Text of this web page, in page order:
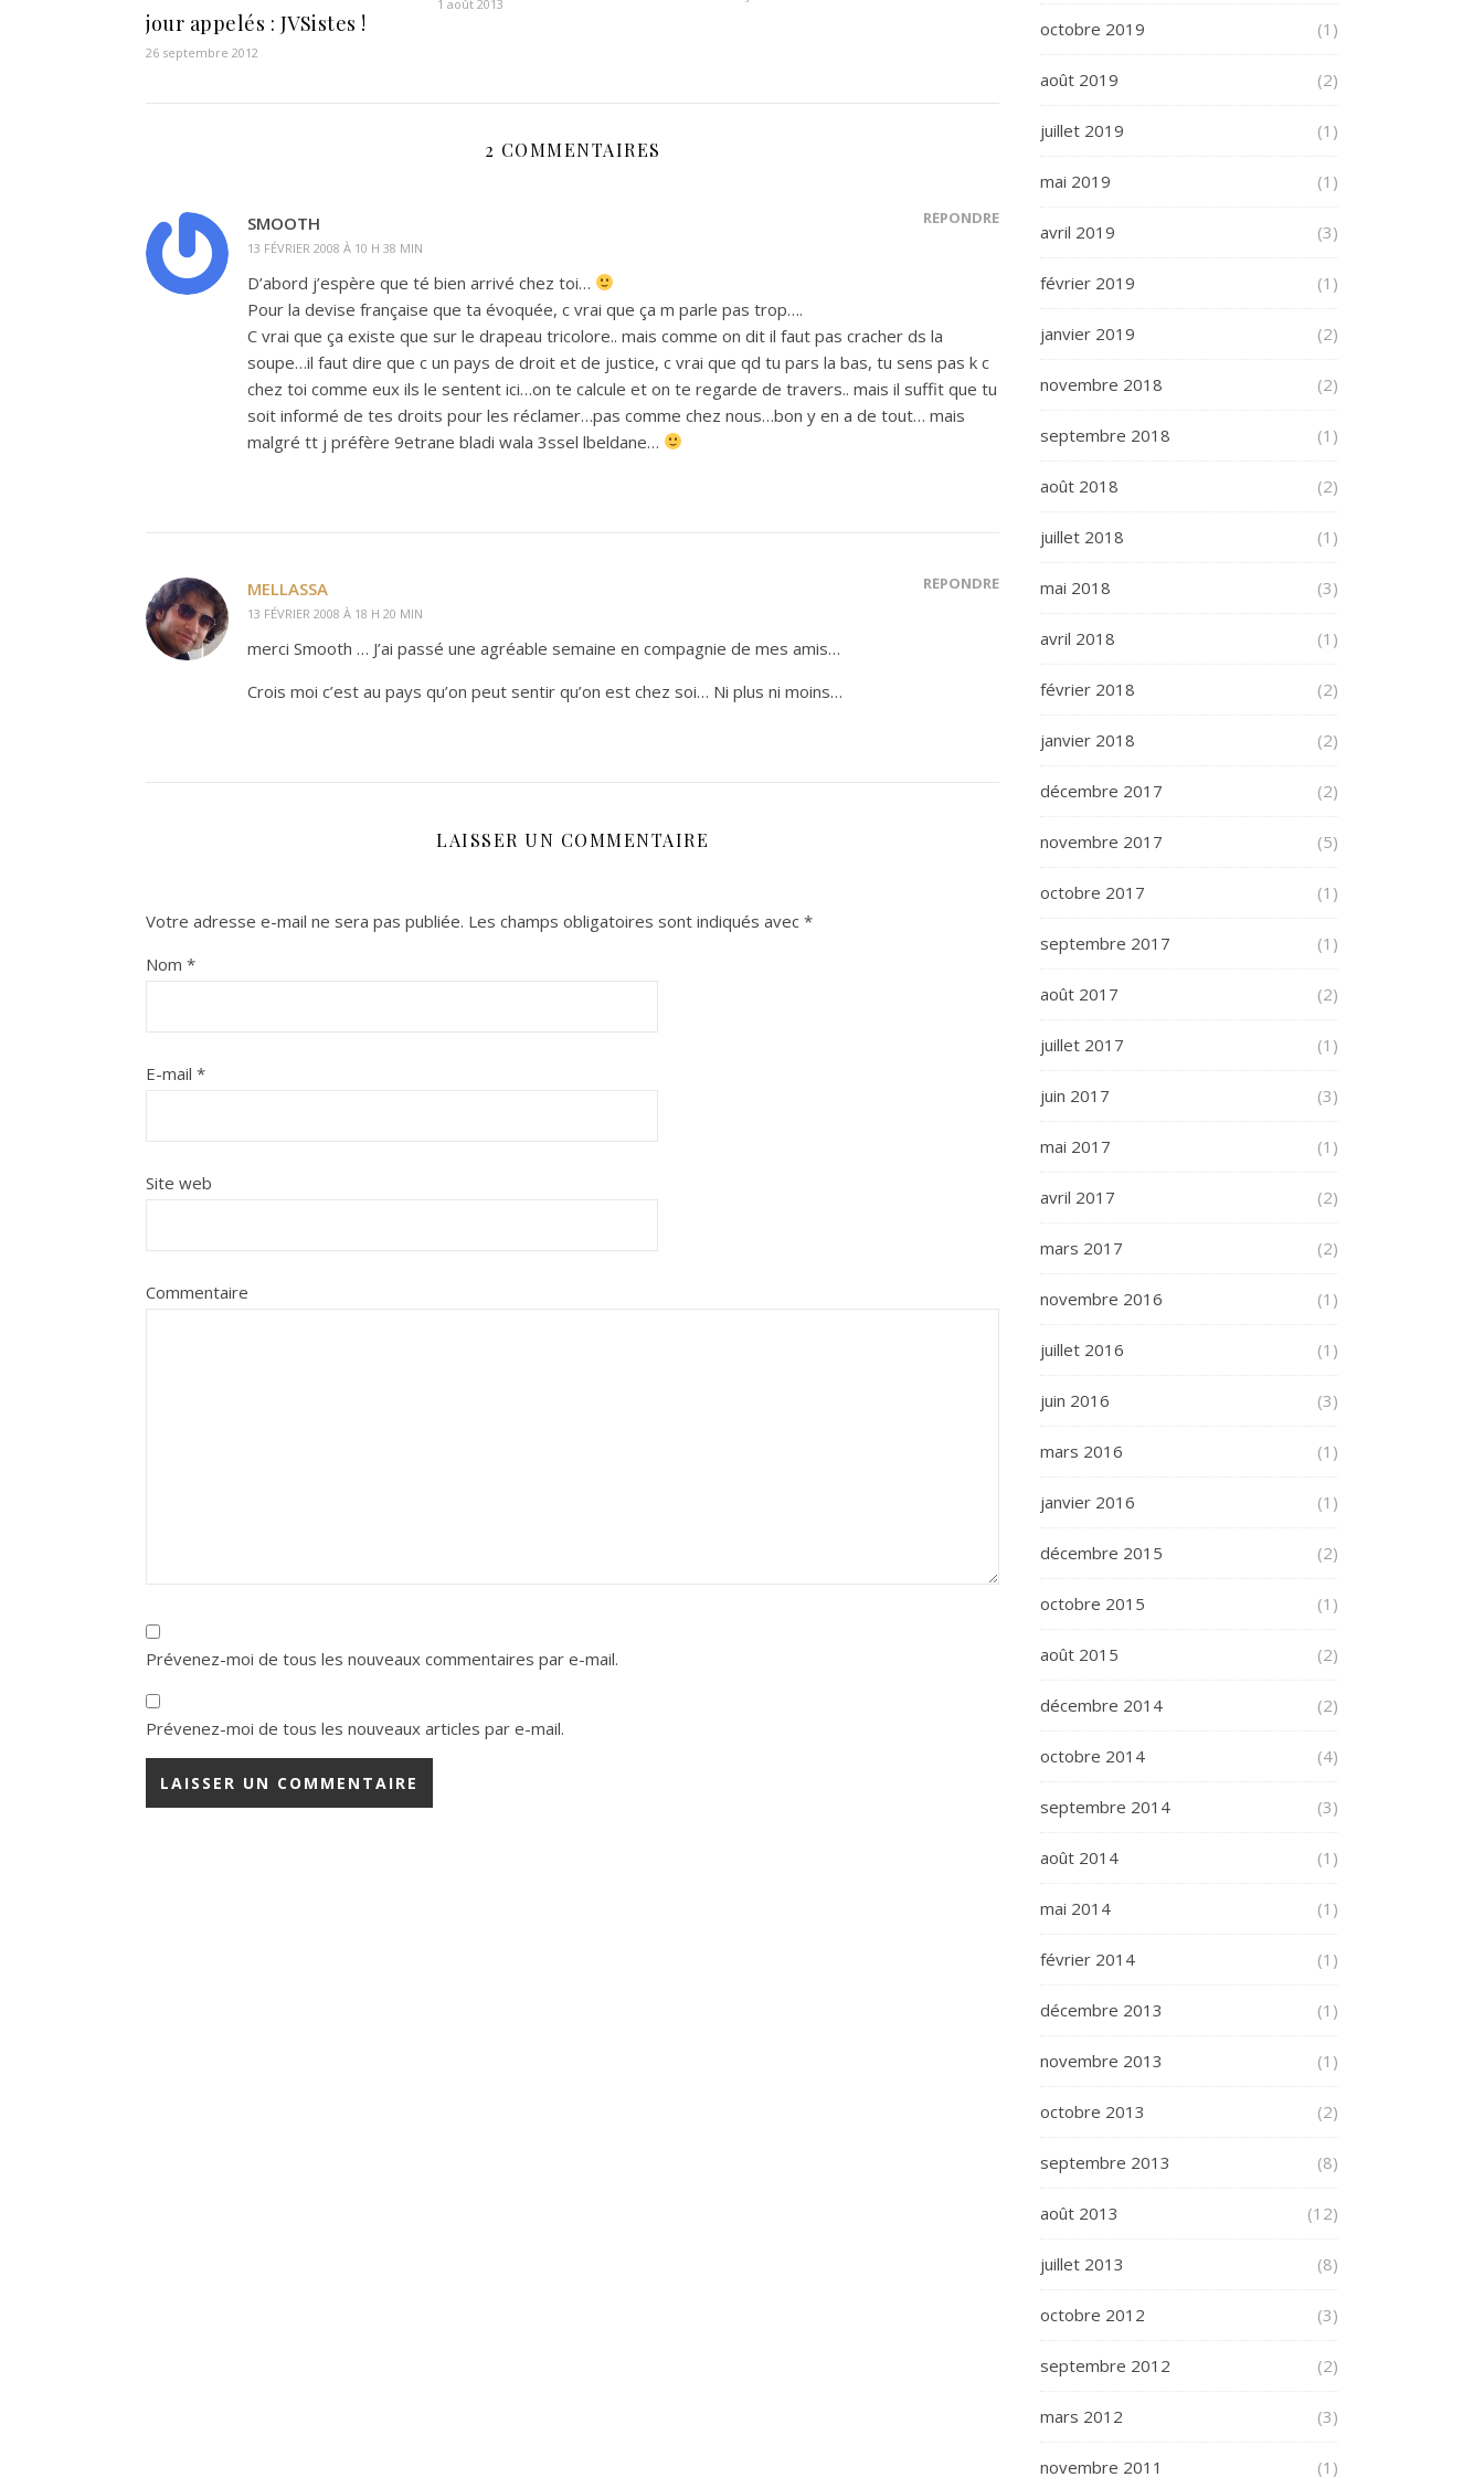
jour appelés : JVSistes !
26 septembre 2012
1 août 2013
2 COMMENTAIRES
SMOOTH
13 FÉVRIER 2008 À 10 H 38 MIN
RÉPONDRE
D’abord j’espère que té bien arrivé chez toi…
Pour la devise française que ta évoquée, c vrai que ça m parle pas trop….
C vrai que ça existe que sur le drapeau tricolore.. mais comme on dit il faut pas cracher ds la
soupe…il faut dire que c un pays de droit et de justice, c vrai que qd tu pars la bas, tu sens pas k c
chez toi comme eux ils le sentent ici…on te calcule et on te regarde de travers.. mais il suffit que tu
soit informé de tes droits pour les réclamer…pas comme chez nous…bon y en a de tout… mais
malgré tt j préfère 9etrane bladi wala 3ssel lbeldane…
MELLASSA
13 FÉVRIER 2008 À 18 H 20 MIN
RÉPONDRE
merci Smooth … J’ai passé une agréable semaine en compagnie de mes amis…
Crois moi c’est au pays qu’on peut sentir qu’on est chez soi… Ni plus ni moins…
LAISSER UN COMMENTAIRE
Votre adresse e-mail ne sera pas publiée. Les champs obligatoires sont indiqués avec *
Nom *
E-mail *
Site web
Commentaire
Prévenez-moi de tous les nouveaux commentaires par e-mail.
Prévenez-moi de tous les nouveaux articles par e-mail.
octobre 2019 (1)
août 2019 (2)
juillet 2019 (1)
mai 2019 (1)
avril 2019 (3)
février 2019 (1)
janvier 2019 (2)
novembre 2018 (2)
septembre 2018 (1)
août 2018 (2)
juillet 2018 (1)
mai 2018 (3)
avril 2018 (1)
février 2018 (2)
janvier 2018 (2)
décembre 2017 (2)
novembre 2017 (5)
octobre 2017 (1)
septembre 2017 (1)
août 2017 (2)
juillet 2017 (1)
juin 2017 (3)
mai 2017 (1)
avril 2017 (2)
mars 2017 (2)
novembre 2016 (1)
juillet 2016 (1)
juin 2016 (3)
mars 2016 (1)
janvier 2016 (1)
décembre 2015 (2)
octobre 2015 (1)
août 2015 (2)
décembre 2014 (2)
octobre 2014 (4)
septembre 2014 (3)
août 2014 (1)
mai 2014 (1)
février 2014 (1)
décembre 2013 (1)
novembre 2013 (1)
octobre 2013 (2)
septembre 2013 (8)
août 2013 (12)
juillet 2013 (8)
octobre 2012 (3)
septembre 2012 (2)
mars 2012 (3)
novembre 2011 (1)